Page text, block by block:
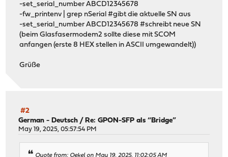
-set_serial_number ABCD12345678
-fw_printenv | grep nSerial #gibt die aktuelle SN aus
-set_serial_number ABCD12345678 #schreibt neue SN
(beim Glasfasermodem2 sollte diese mit SCOM
anfangen (erste 8 HEX stellen in ASCII umgewandelt))
Grüße
#2
German - Deutsch /Re: GPON-SFP als “Bridge”
May 19, 2025, 05:57:54 PM
Quote from: Oekel on May 19, 2025, 11:02:05 AM